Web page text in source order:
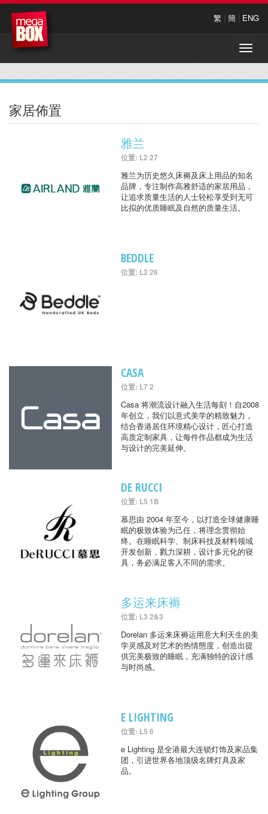
繁 | 簡 | ENG
Toggle
家居佈置
雅兰
位置: L2 27
雅兰为历史悠久床褥及床上用品的知名
品牌，专注制作高雅舒适的家居用品，
让追求质量生活的人士轻松享受到无可
比拟的优质睡眠及自然的质量生活。
BEDDLE
位置: L2 26
CASA
位置: L7 2
Casa 将潮流设计融入生活每刻！自2008
年创立，我们以意式美学的精致魅力，
结合香港居住环境精心设计，匠心打造
高质定制家具，让每件作品都成为生活
与设计的完美延伸。
DE RUCCI
位置: L5 1B
慕思由 2004 年至今，以打造全球健康睡
眠的极致体验为己任，将理念贯彻始
终。在睡眠科学、制床科技及材料领域
开发创新，戮力深耕，设计多元化的寝
具，务必满足客人不同的需求。
多运来床褥
位置: L3 2&3
Dorelan 多运来床褥运用意大利天生的美
学灵感及对艺术的热情態度，创造出提
供完美极致的睡眠，充满独特的设计感
与时尚感。
E LIGHTING
位置: L5 6
e Lighting 是全港最大连锁灯饰及家品集
团，引进世界各地顶级名牌灯具及家
品。